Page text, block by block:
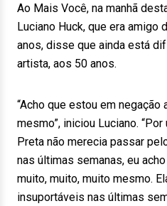
Ao Mais Você, na manhã
Luciano Huck, que era amigo
anos, disse que ainda está
artista, aos 50 anos.
“Acho que estou em
mesmo”, iniciou Luciano.
Preta não merecia passar
nas últimas semanas, eu
muito, muito, muito mesmo.
insuportáveis nas últimas